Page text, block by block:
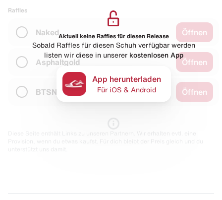
Raffles
Naked Öffnen
Asphaltgold Öffnen
BTSN Öffnen
Aktuell keine Raffles für diesen Release
Sobald Raffles für diesen Schuh verfügbar werden
listen wir diese in unserer kostenlosen App
App herunterladen
Für iOS & Android